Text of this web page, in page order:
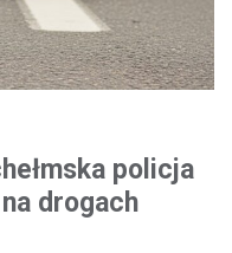
policja
drogach